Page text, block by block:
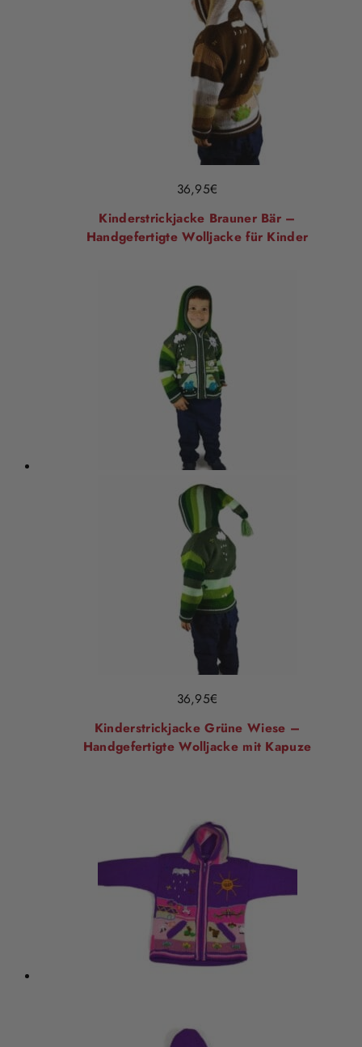
36,95€
Kinderstrickjacke Brauner Bär –
Handgefertigte Wolljacke für Kinder
36,95€
Kinderstrickjacke Grüne Wiese –
Handgefertigte Wolljacke mit Kapuze